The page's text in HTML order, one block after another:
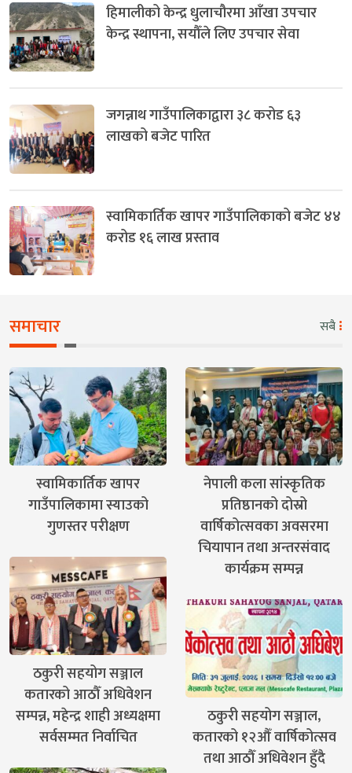
हिमालीको केन्द्र धुलाचौरमा आँखा उपचार
केन्द्र स्थापना, सयौँले लिए उपचार सेवा
जगन्नाथ गाउँपालिकाद्वारा ३८ करोड ६३
लाखको बजेट पारित
स्वामिकार्तिक खापर गाउँपालिकाको बजेट ४४
करोड १६ लाख प्रस्ताव
समाचार सबै
स्वामिकार्तिक खापर
गाउँपालिकामा स्याउको
गुणस्तर परीक्षण
नेपाली कला सांस्कृतिक
प्रतिष्ठानको दोस्रो
वार्षिकोत्सवका अवसरमा
चियापान तथा अन्तरसंवाद
कार्यक्रम सम्पन्न
ठकुरी सहयोग सञ्जाल
कतारको आठौँ अधिवेशन
सम्पन्न, महेन्द्र शाही अध्यक्षमा
सर्वसम्मत निर्वाचित
ठकुरी सहयोग सञ्जाल,
कतारको १२औँ वार्षिकोत्सव
तथा आठौँ अधिवेशन हुँदै